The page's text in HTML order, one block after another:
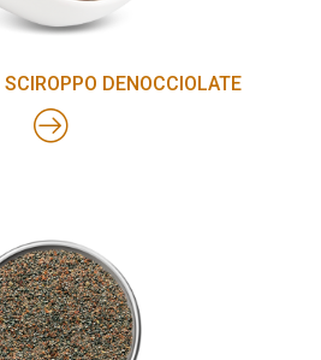
DENOCCIOLATE